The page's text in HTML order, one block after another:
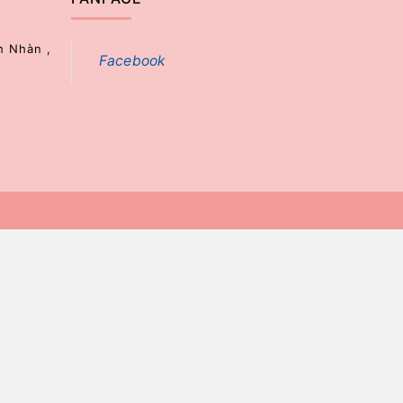
Nhàn ,
Facebook